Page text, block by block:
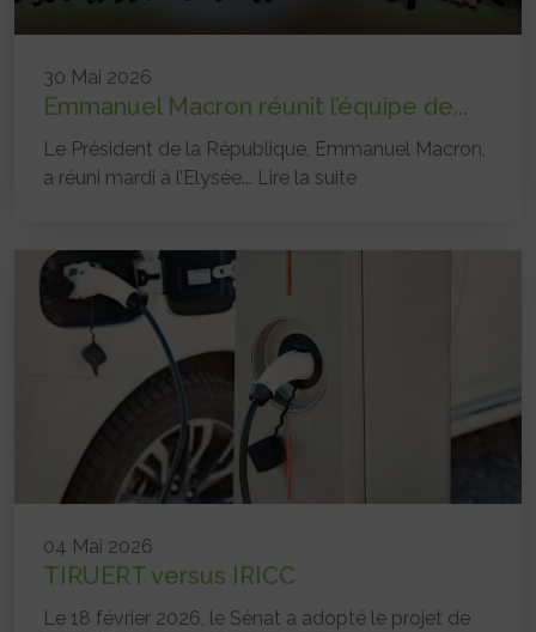
30 Mai 2026
Emmanuel Macron réunit l’équipe de...
Le Président de la République, Emmanuel Macron,
a réuni mardi à l’Elysée... Lire la suite
04 Mai 2026
TIRUERT versus IRICC
Le 18 février 2026, le Sénat a adopté le projet de